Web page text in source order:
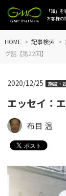
「知」
お客様の
HOME 記事検索
グ話【第22回】
エッセイ：
2020/12/25 施設・
布目 温